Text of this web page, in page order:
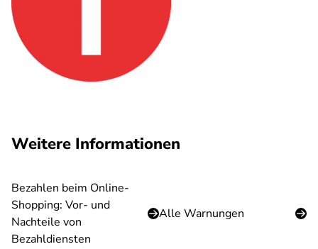
Weitere Informationen
Bezahlen beim Online-
Shopping: Vor- und
Nachteile von
Bezahldiensten
Alle Warnungen